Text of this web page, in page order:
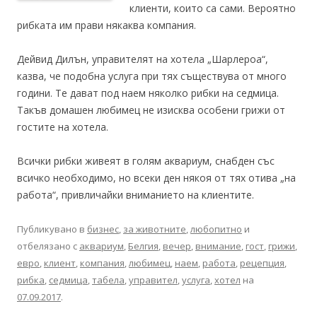
клиенти, които са сами. Вероятно
рибката им прави някаква компания.
Дейвид Дилън, управителят на хотела „Шарлероа“,
казва, че подобна услуга при тях съществува от много
години. Те дават под наем няколко рибки на седмица.
Такъв домашен любимец не изисква особени грижи от
гостите на хотела.
Всички рибки живеят в голям аквариум, снабден със
всичко необходимо, но всеки ден някоя от тях отива „на
работа“, привличайки вниманието на клиентите.
Публикувано в бизнес, за животните,любопитно и
отбелязано с аквариум, Белгия, вечер, внимание, гост, грижи,
евро, клиент, компания,любимец, наем, работа, рецепция,
рибка, седмица,табела,управител,услуга,хотел на
07.09.2017.